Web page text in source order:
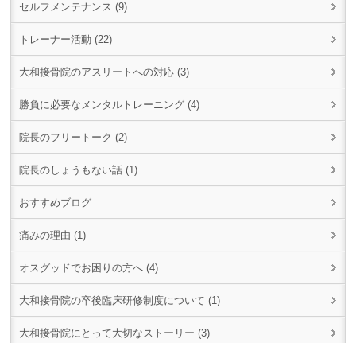
セルフメンテナンス (9)
トレーナー活動 (22)
大和接骨院のアスリートへの対応 (3)
勝負に必要なメンタルトレーニング (4)
院長のフリートーク (2)
院長のしょうもない話 (1)
おすすめブログ
痛みの理由 (1)
オスグッドでお困りの方へ (4)
大和接骨院の卒後臨床研修制度について (1)
大和接骨院にとって大切なストーリー (3)